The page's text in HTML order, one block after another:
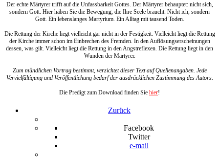
Der echte Märtyrer trifft auf die Unfassbarkeit Gottes. Der Märtyrer behauptet: nicht sich,
sondern Gott. Hier haben Sie die Bewegung, die Ihre Seele braucht. Nicht ich, sondern
Gott. Ein lebenslanges Martyrium. Ein Alltag mit tausend Toden.
Die Rettung der Kirche liegt vielleicht gar nicht in der Festigkeit. Vielleicht liegt die Rettung
der Kirche immer schon im Einbrechen des Fremden. In den Auflösungserscheinungen
dessen, was gilt. Vielleicht liegt die Rettung in den Angstreflexen. Die Rettung liegt in den
Wunden der Märtyrer.
Zum mündlichen Vortrag bestimmt, verzichtet dieser Text auf Quellenangaben. Jede
Vervielfältigung und Veröffentlichung bedarf der ausdrücklichen Zustimmung des Autors.
Die Predigt zum Download finden Sie hier!
Zurück
Facebook
Twitter
e-mail